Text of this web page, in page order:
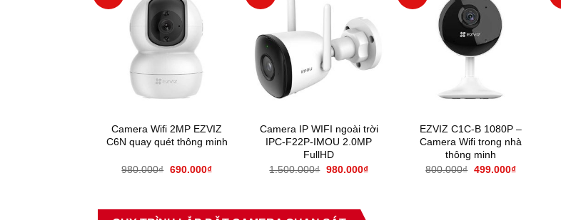
Camera Wifi 2MP EZVIZ
C6N quay quét thông minh
980.000₫ 690.000₫
Camera IP WIFI ngoài trời
IPC-F22P-IMOU 2.0MP
FullHD
1.500.000₫ 980.000₫
EZVIZ C1C-B 1080P –
Camera Wifi trong nhà
thông minh
800.000₫ 499.000₫